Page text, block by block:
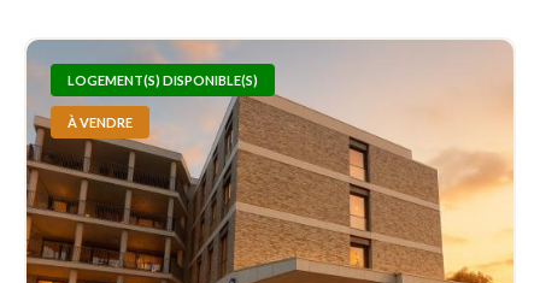
LOGEMENT(S) DISPONIBLE(S)
À VENDRE